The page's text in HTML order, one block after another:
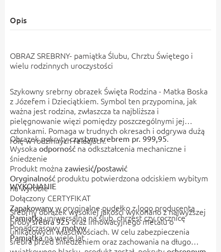
Opis
OBRAZ SREBRNY- pamiątka Ślubu, Chrztu Świętego i
wielu rodzinnych uroczystości
Szykowny srebrny obrazek Święta Rodzina - Matka Boska
z Józefem i Dzieciątkiem. Symbol ten przypomina, jak
ważna jest rodzina, zwłaszcza ta najbliższa i
pielęgnowanie więzi pomiędzy poszczególnymi jej
członkami. Pomaga w trudnych okresach i odgrywa dużą
rolę w rodzinnych relacjach.
Obrazek pokrytyczystym srebrem pr. 999,95.
Wysoka odpornośćna odkształcenia mechaniczne i
śniedzenie
Produkt można zawiesić/postawić
Oryginalnośćproduktu potwierdzona odciskiem wybitym
na wyrobie
Dołączony CERTYFIKAT
Zapakowanyw oryginalne pudełko z logo producenta
Pamiątkauniwersalna na ślub, chrzest czy rocznicę
Ponadczasowymotyw
Pamiątkana wiele lat
WYKONANIE
Srebrny obrazek wysokiej jakości wykonano z najwyższej
próbysrebra 925oraz innowacyjnego metalu o
unikatowych właściwościach. W celu zabezpieczenia
srebra przed śniedzeniem oraz zachowania na długo